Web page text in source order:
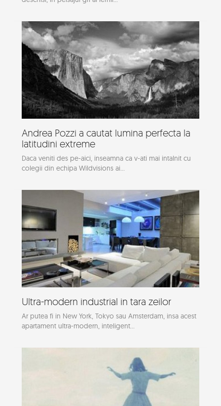
Andrea Pozzi a cautat lumina perfecta la
latitudini extreme
Daca veniti des pe-aici, inseamna ca v-ati mai intalnit cu
colegii din echipa Wildvisions ai...
Ultra-modern industrial in tara zeilor
Ar putea fi in New York, Tokyo sau Amsterdam, insa acest
apartament ultra-modern, inteligent...